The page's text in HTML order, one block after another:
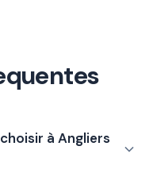
à Angliers